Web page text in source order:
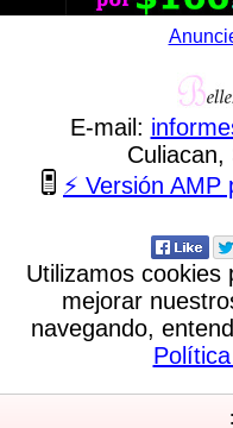
E-mail:
Culiacan,
⚡ Versión
Utilizamos cookies
mejorar
navegando,